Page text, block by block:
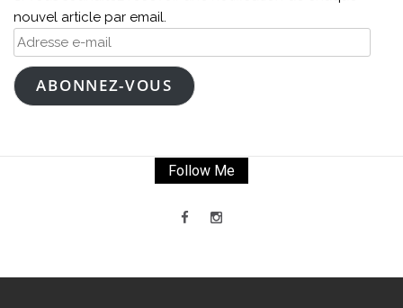
nouvel article par email.
Adresse
e-
mailABONNEZ-VOUS
Follow Me